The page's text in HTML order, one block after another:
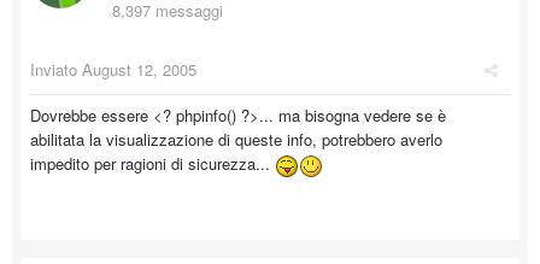
8,397 messaggi
Inviato August 12, 2005
Dovrebbe essere <? phpinfo() ?>... ma bisogna vedere se è
abilitata la visualizzazione di queste info, potrebbero averlo
impedito per ragioni di sicurezza...